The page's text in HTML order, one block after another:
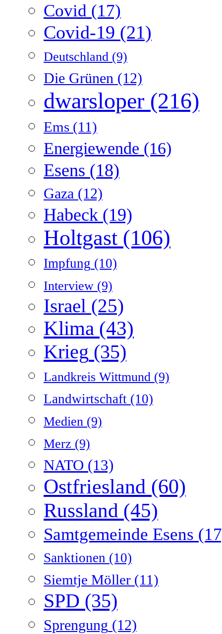
Covid (17)
Covid-19 (21)
Deutschland (9)
Die Grünen (12)
dwarsloper (216)
Ems (11)
Energiewende (16)
Esens (18)
Gaza (12)
Habeck (19)
Holtgast (106)
Impfung (10)
Interview (9)
Israel (25)
Klima (43)
Krieg (35)
Landkreis Wittmund (9)
Landwirtschaft (10)
Medien (9)
Merz (9)
NATO (13)
Ostfriesland (60)
Russland (45)
Samtgemeinde Esens
Sanktionen (10)
Siemtje Möller (11)
SPD (35)
Sprengung (12)